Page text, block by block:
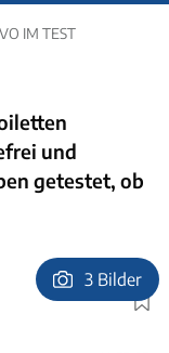
IM TEST
und
getestet, ob
Foto: Andreas Becker
3 Bilder